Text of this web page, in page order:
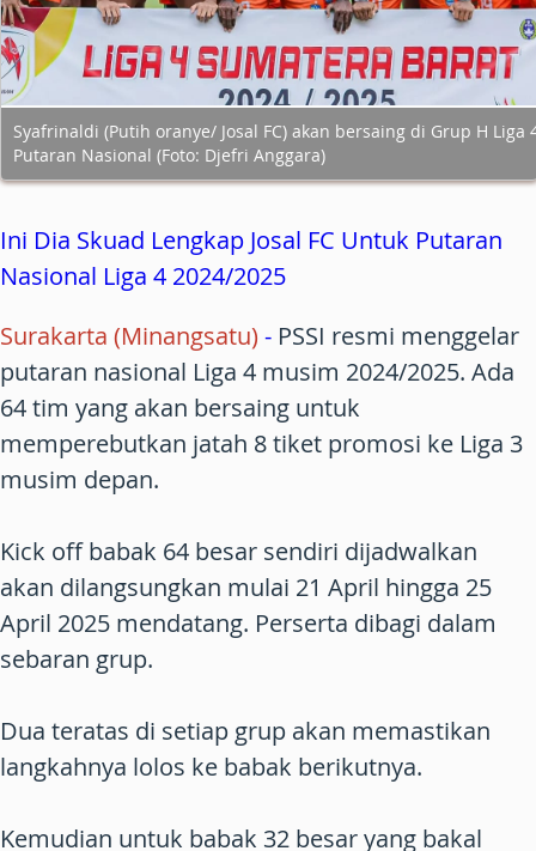
Syafrinaldi (Putih oranye/ Josal FC) akan bersaing di Grup H Liga
Putaran Nasional (Foto: Djefri Anggara)
Ini Dia Skuad Lengkap Josal FC Untuk Putaran
Nasional Liga 4 2024/2025
Surakarta (Minangsatu) - PSSI resmi menggelar
putaran nasional Liga 4 musim 2024/2025. Ada
64 tim yang akan bersaing untuk
memperebutkan jatah 8 tiket promosi ke Liga 3
musim depan.
Kick off babak 64 besar sendiri dijadwalkan
akan dilangsungkan mulai 21 April hingga 25
April 2025 mendatang. Perserta dibagi dalam
sebaran grup.
Dua teratas di setiap grup akan memastikan
langkahnya lolos ke babak berikutnya.
Kemudian untuk babak 32 besar yang bakal